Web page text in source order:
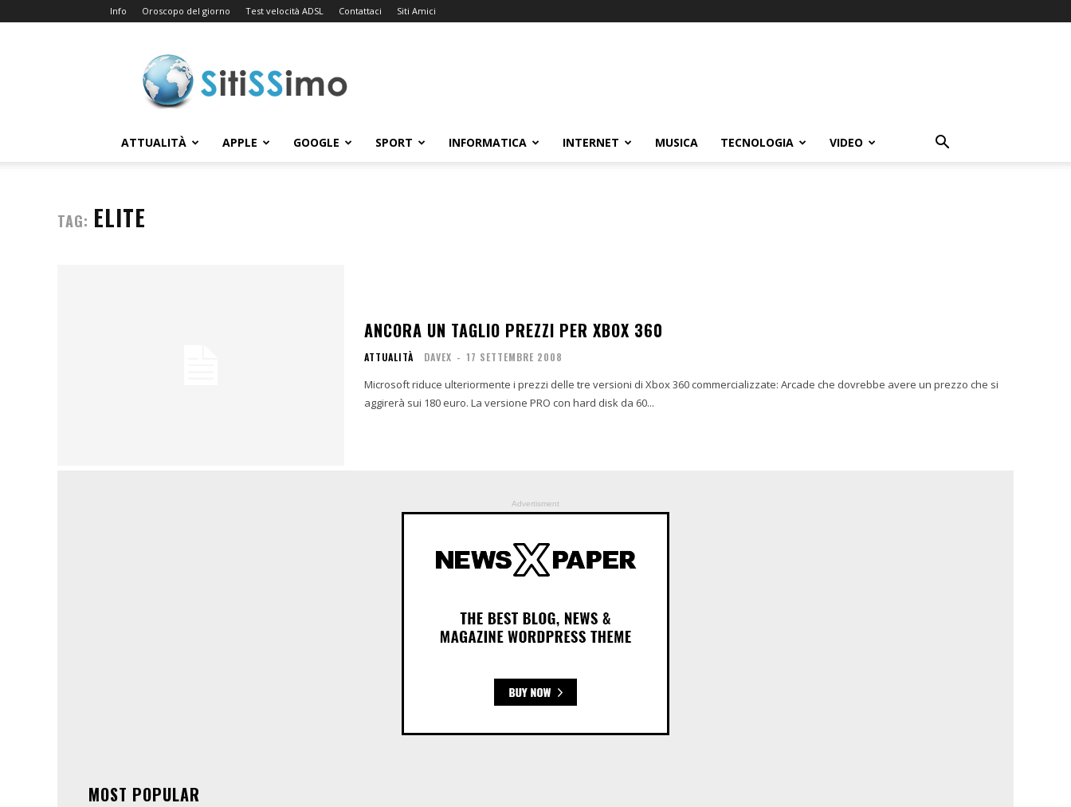
Info Oroscopo del giorno Test velocità ADSL Contattaci Siti Amici
ATTUALITÀ APPLE GOOGLE SPORT INFORMATICA INTERNET MUSICA TECNOLOGIA VIDEO
TAG: ELITE
ANCORA UN TAGLIO PREZZI PER XBOX 360
ATTUALITÀ DAVEX - 17 SETTEMBRE 2008
Microsoft riduce ulteriormente i prezzi delle tre versioni di Xbox 360 commercializzate: Arcade che dovrebbe avere un prezzo che si
aggirerà sui 180 euro. La versione PRO con hard disk da 60...
Advertisment
MOST POPULAR